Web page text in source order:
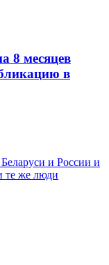
8 месяцев
в
и России и
те же люди